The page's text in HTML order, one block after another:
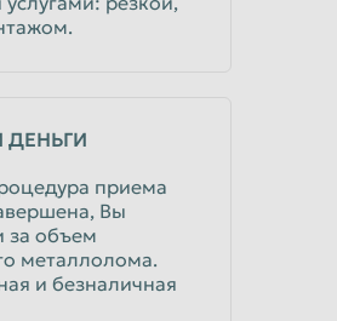
ДЕНЬГИ
приема
Вы
за объем
металлолома.
и безналичная